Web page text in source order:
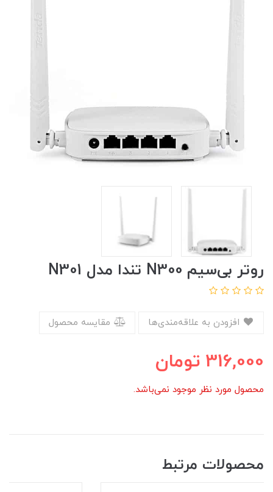
روتر بی‌سیم N300 تندا مدل N301
مقایسه محصول
316,000 تومان
محصول مورد نظر موجود نمی‌باشد.
محصولات مرتبط